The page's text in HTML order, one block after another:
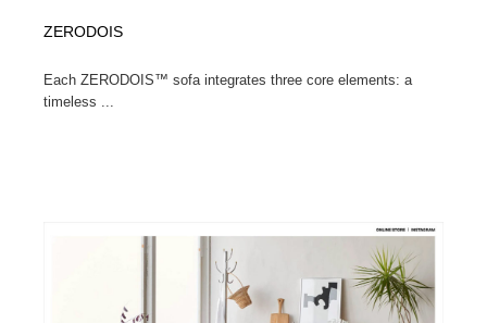
ZERODOIS
Each ZERODOIS™ sofa integrates three core elements: a
timeless ...